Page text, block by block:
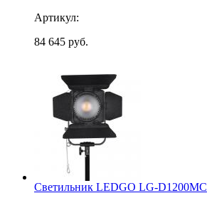
Артикул:
84 645 руб.
Светильник LEDGO LG-D1200MC